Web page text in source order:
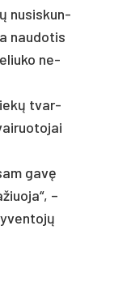
nu­si­skun­
nau­do­tis
ne­
tvar­
gavę
–